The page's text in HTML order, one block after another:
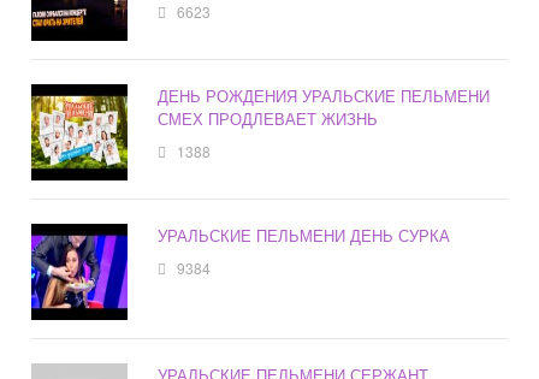
6623
ДЕНЬ РОЖДЕНИЯ УРАЛЬСКИЕ ПЕЛЬМЕНИ
СМЕХ ПРОДЛЕВАЕТ ЖИЗНЬ
1388
УРАЛЬСКИЕ ПЕЛЬМЕНИ ДЕНЬ СУРКА
9384